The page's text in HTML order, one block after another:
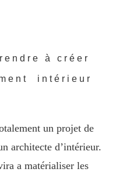
à créer
intérieur
un projet de
architecte d’intérieur.
a matérialiser les